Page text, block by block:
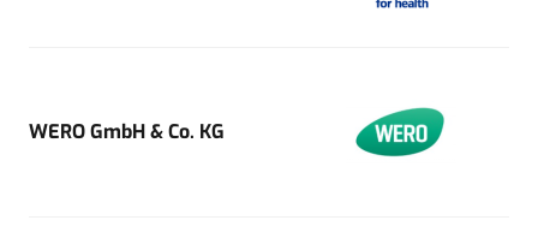
WERO GmbH & Co. KG